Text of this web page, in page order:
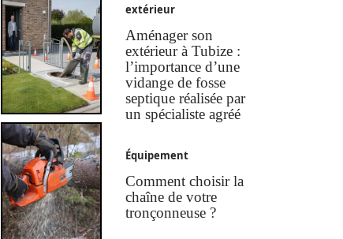
extérieur
Aménager son
extérieur à Tubize :
l’importance d’une
vidange de fosse
septique réalisée par
un spécialiste agréé
Équipement
Comment choisir la
chaîne de votre
tronçonneuse ?